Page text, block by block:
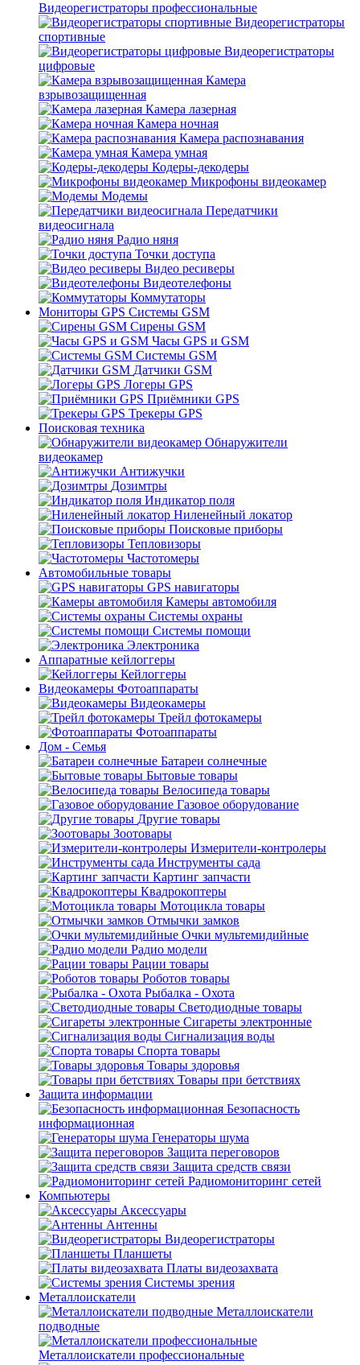
Видеорегистраторы профессиональные
Видеорегистраторы
спортивные
Видеорегистраторы
цифровые
Камера
взрывозащищенная
Камера лазерная
Камера ночная
Камера распознавания
Камера умная
Кодеры-декодеры
Микрофоны видеокамер
Модемы
Передатчики
видеосигнала
Радио няня
Точки доступа
Видео ресиверы
Видеотелефоны
Коммутаторы
Мониторы GPS Системы GSM
Сирены GSM
Часы GPS и GSM
Системы GSM
Датчики GSM
Логеры GPS
Приёмники GPS
Трекеры GPS
Поисковая техника
Обнаружители
видеокамер
Антижучки
Дозимтры
Индикатор поля
Ниленейный локатор
Поисковые приборы
Тепловизоры
Частотомеры
Автомобильные товары
GPS навигаторы
Камеры автомобиля
Системы охраны
Системы помощи
Электроника
Аппаратные кейлоггеры
Кейлоггеры
Видеокамеры Фотоаппараты
Видеокамеры
Трейл фотокамеры
Фотоаппараты
Дом - Семья
Батареи солнечные
Бытовые товары
Велосипеда товары
Газовое оборудование
Другие товары
Зоотовары
Измерители-контролеры
Инструменты сада
Картинг запчасти
Квадрокоптеры
Мотоцикла товары
Отмычки замков
Очки мультемидийные
Радио модели
Рации товары
Роботов товары
Рыбалка - Охота
Светодиодные товары
Сигареты электронные
Сигнализация воды
Спорта товары
Товары здоровья
Товары при бетствиях
Защита информации
Безопасность
информационная
Генераторы шума
Защита переговоров
Защита средств связи
Радиомониторинг сетей
Компьютеры
Аксессуары
Антенны
Видеорегистраторы
Планшеты
Платы видеозахвата
Системы зрения
Металлоискатели
Металлоискатели
подводные
Металлоискатели профессиональные